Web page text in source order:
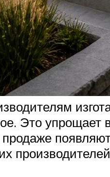
Это упрощает
продаже